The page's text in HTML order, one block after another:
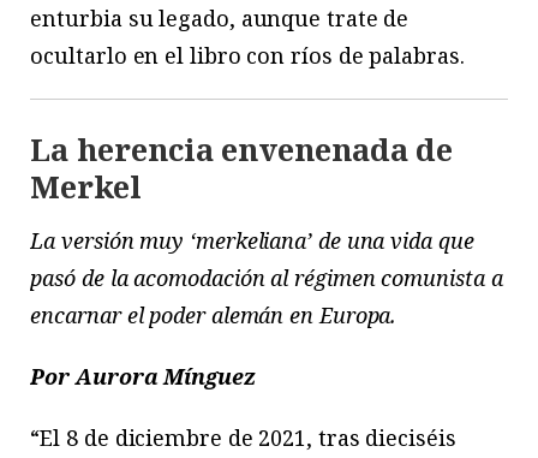
enturbia su legado, aunque trate de
ocultarlo en el libro con ríos de palabras.
La herencia envenenada de
Merkel
La versión muy ‘merkeliana’ de una vida que
pasó de la acomodación al régimen comunista a
encarnar el poder alemán en Europa.
Por Aurora Mínguez
“El 8 de diciembre de 2021, tras dieciséis